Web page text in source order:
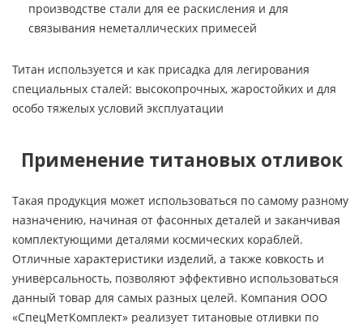
производстве стали для ее раскисления и для
связывания неметаллических примесей
Титан используется и как присадка для легирования
специальных сталей: высокопрочных, жаростойких и для
особо тяжелых условий эксплуатации
Применение титановых отливок
Такая продукция может использоваться по самому разному
назначению, начиная от фасонных деталей и заканчивая
комплектующими деталями космических кораблей.
Отличные характеристики изделий, а также ковкость и
универсальность, позволяют эффективно использоваться
данный товар для самых разных целей. Компания ООО
«СпецМетКомплект» реализует титановые отливки по